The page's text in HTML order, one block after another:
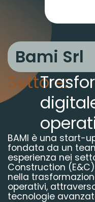
Bami Srl
Settore:
BAMI è una start-
fondata da un
esperienza nei
Construction
nella
operativi,
tecnologie